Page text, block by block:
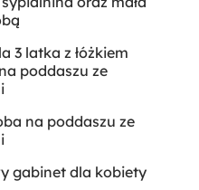
3 latka z łóżkiem
poddaszu ze
na poddaszu ze
gabinet dla kobiety